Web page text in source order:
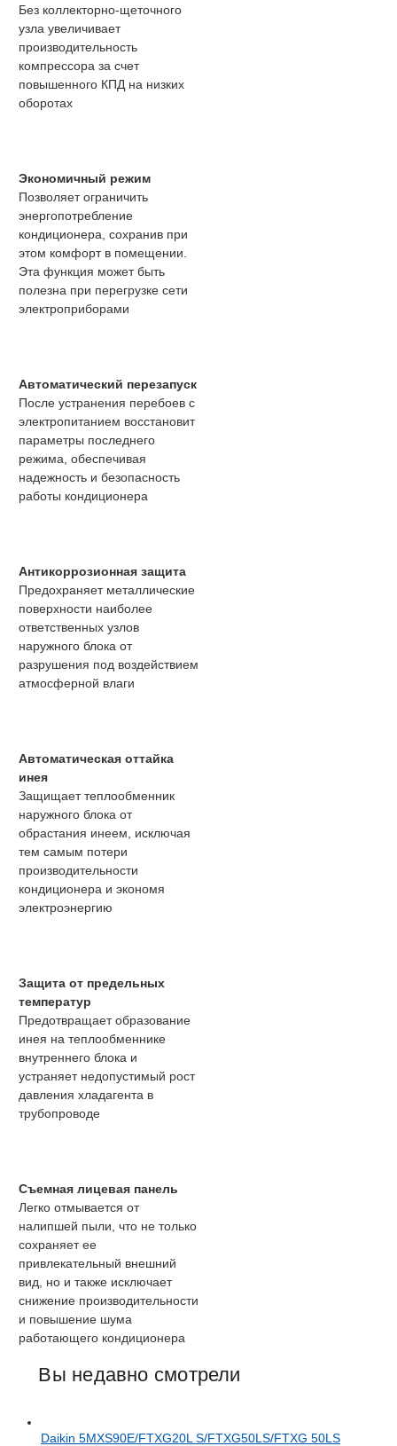
Без коллекторно-щеточного
узла увеличивает
производительность
компрессора за счет
повышенного КПД на низких
оборотах
Экономичный режим
Позволяет ограничить
энергопотребление
кондиционера, сохранив при
этом комфорт в помещении.
Эта функция может быть
полезна при перегрузке сети
электроприборами
Автоматический перезапуск
После устранения перебоев с
электропитанием восстановит
параметры последнего
режима, обеспечивая
надежность и безопасность
работы кондиционера
Антикоррозионная защита
Предохраняет металлические
поверхности наиболее
ответственных узлов
наружного блока от
разрушения под воздействием
атмосферной влаги
Автоматическая оттайка
инея
Защищает теплообменник
наружного блока от
обрастания инеем, исключая
тем самым потери
производительности
кондиционера и экономя
электроэнергию
Защита от предельных
температур
Предотвращает образование
инея на теплообменнике
внутреннего блока и
устраняет недопустимый рост
давления хладагента в
трубопроводе
Съемная лицевая панель
Легко отмывается от
налипшей пыли, что не только
сохраняет ее
привлекательный внешний
вид, но и также исключает
снижение производительности
и повышение шума
работающего кондиционера
Вы недавно смотрели
Daikin 5MXS90E/FTXG20L S/FTXG50LS/FTXG 50LS